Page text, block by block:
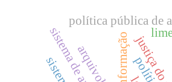
política pública de